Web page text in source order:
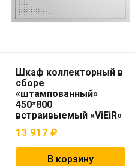
Шкаф коллекторный в
сборе
«штампованный»
450*800
встраивыемый «ViEiR»
13 917₽
В корзину